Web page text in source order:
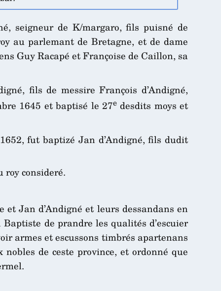
seigneur de K/margaro, fils puisné de
au parlemant de Bretagne, et de dame
Guy Racapé et Françoise de Caillon, sa
fils de messire François d’Andigné,
1645 et baptisé le 27edesdits moys et
fut baptizé Jan d’Andigné, fils dudit
consideré.
Jan d’Andigné et leurs dessandans en
de prandre les qualités d’escuier
armes et escussons timbrés apartenans
de ceste province, et ordonné que